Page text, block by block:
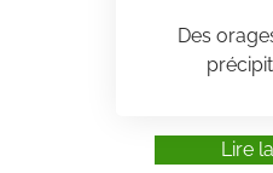
Des
Lire